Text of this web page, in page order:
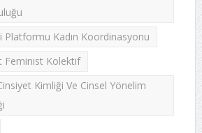
Platformu Kadın Koordinasyonu
Feminist Kolektif
Kimliği Ve Cinsel Yönelim